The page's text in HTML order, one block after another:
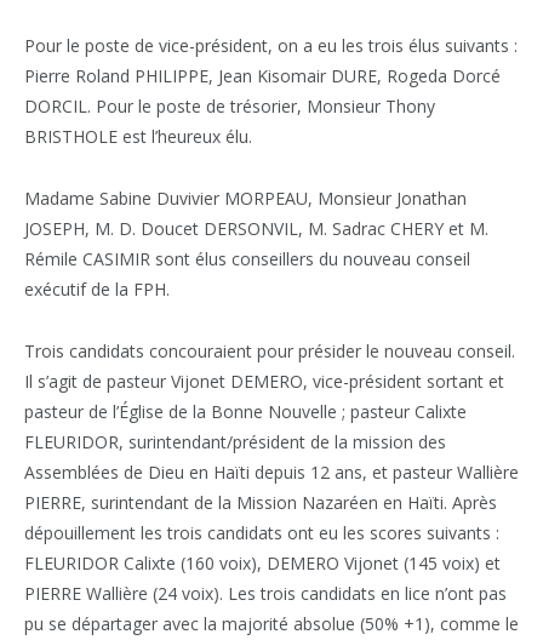
Pour le poste de vice-président, on a eu les trois élus suivants :
Pierre Roland PHILIPPE, Jean Kisomair DURE, Rogeda Dorcé
DORCIL. Pour le poste de trésorier, Monsieur Thony
BRISTHOLE est l’heureux élu.
Madame Sabine Duvivier MORPEAU, Monsieur Jonathan
JOSEPH, M. D. Doucet DERSONVIL, M. Sadrac CHERY et M.
Rémile CASIMIR sont élus conseillers du nouveau conseil
exécutif de la FPH.
Trois candidats concouraient pour présider le nouveau conseil.
Il s’agit de pasteur Vijonet DEMERO, vice-président sortant et
pasteur de l’Église de la Bonne Nouvelle ; pasteur Calixte
FLEURIDOR, surintendant/président de la mission des
Assemblées de Dieu en Haïti depuis 12 ans, et pasteur Wallière
PIERRE, surintendant de la Mission Nazaréen en Haïti. Après
dépouillement les trois candidats ont eu les scores suivants :
FLEURIDOR Calixte (160 voix), DEMERO Vijonet (145 voix) et
PIERRE Wallière (24 voix). Les trois candidats en lice n’ont pas
pu se départager avec la majorité absolue (50% +1), comme le